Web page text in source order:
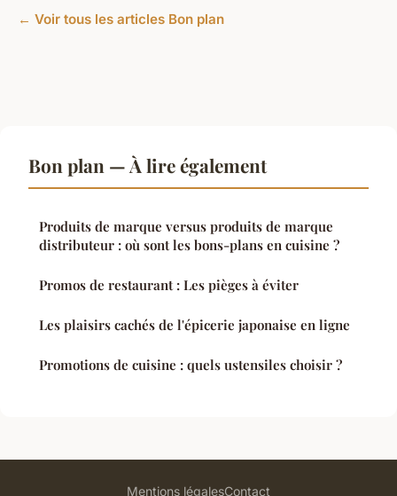
← Voir tous les articles Bon plan
Bon plan — À lire également
Produits de marque versus produits de marque
distributeur : où sont les bons-plans en cuisine ?
Promos de restaurant : Les pièges à éviter
Les plaisirs cachés de l'épicerie japonaise en ligne
Promotions de cuisine : quels ustensiles choisir ?
Mentions légalesContact